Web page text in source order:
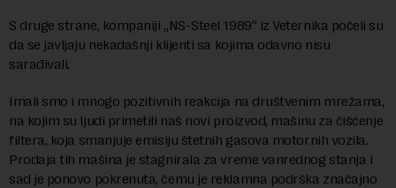
S druge strane, kompaniji „NS-Steel 1989“ iz Veternika počeli su
da se javljaju nekadašnji klijenti sa kojima odavno nisu
sarađivali.
Imali smo i mnogo pozitivnih reakcija na društvenim mrežama,
na kojim su ljudi primetili naš novi proizvod, mašinu za čišćenje
filtera, koja smanjuje emisiju štetnih gasova motornih vozila.
Prodaja tih mašina je stagnirala za vreme vanrednog stanja i
sad je ponovo pokrenuta, čemu je reklamna podrška značajno